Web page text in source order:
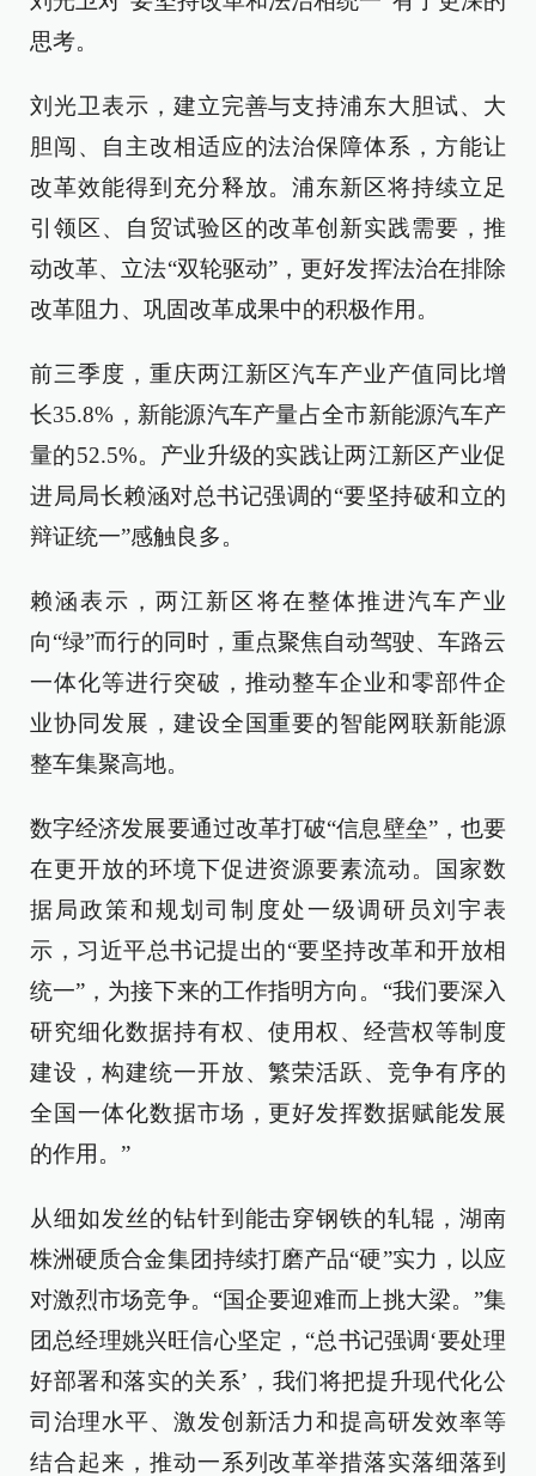
思考。
刘光卫表示，建立完善与支持浦东大胆试、大
胆闯、自主改相适应的法治保障体系，方能让
改革效能得到充分释放。浦东新区将持续立足
引领区、自贸试验区的改革创新实践需要，推
动改革、立法“双轮驱动”，更好发挥法治在排除
改革阻力、巩固改革成果中的积极作用。
前三季度，重庆两江新区汽车产业产值同比增
长35.8%，新能源汽车产量占全市新能源汽车产
量的52.5%。产业升级的实践让两江新区产业促
进局局长赖涵对总书记强调的“要坚持破和立的
辩证统一”感触良多。
赖涵表示，两江新区将在整体推进汽车产业
向“绿”而行的同时，重点聚焦自动驾驶、车路云
一体化等进行突破，推动整车企业和零部件企
业协同发展，建设全国重要的智能网联新能源
整车集聚高地。
数字经济发展要通过改革打破“信息壁垒”，也要
在更开放的环境下促进资源要素流动。国家数
据局政策和规划司制度处一级调研员刘宇表
示，习近平总书记提出的“要坚持改革和开放相
统一”，为接下来的工作指明方向。“我们要深入
研究细化数据持有权、使用权、经营权等制度
建设，构建统一开放、繁荣活跃、竞争有序的
全国一体化数据市场，更好发挥数据赋能发展
的作用。”
从细如发丝的钻针到能击穿钢铁的轧辊，湖南
株洲硬质合金集团持续打磨产品“硬”实力，以应
对激烈市场竞争。“国企要迎难而上挑大梁。”集
团总经理姚兴旺信心坚定，“总书记强调‘要处理
好部署和落实的关系’，我们将把提升现代化公
司治理水平、激发创新活力和提高研发效率等
结合起来，推动一系列改革举措落实落细落到